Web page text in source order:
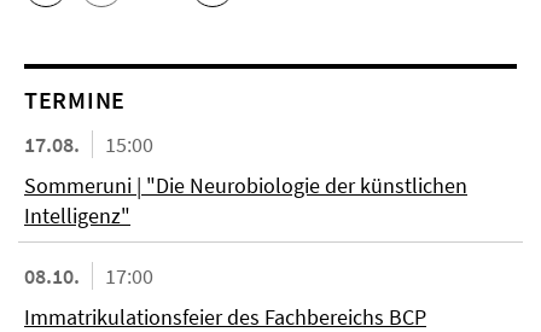
TERMINE
17.08.
15:00
Sommeruni | "Die Neurobiologie der künstlichen
Intelligenz"
08.10.
17:00
Immatrikulationsfeier des Fachbereichs BCP